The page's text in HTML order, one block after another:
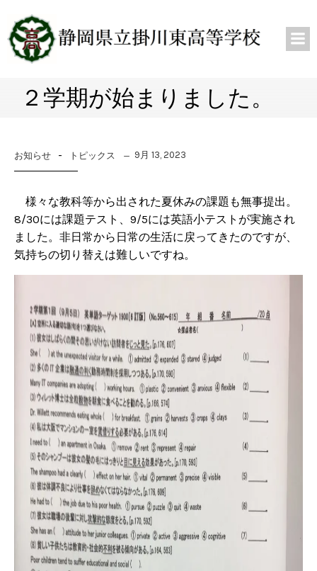
２学期が始まりました。
お知らせ - トピックス 9月 13, 2023
様々な教科等から出された夏休みの課題も無事提出。
8/30には課題テスト、9/5には英語小テストが実施され
ました。非日常から日常の生活に戻ってきたのですが、
気持ちの切り替えは難しいですね。